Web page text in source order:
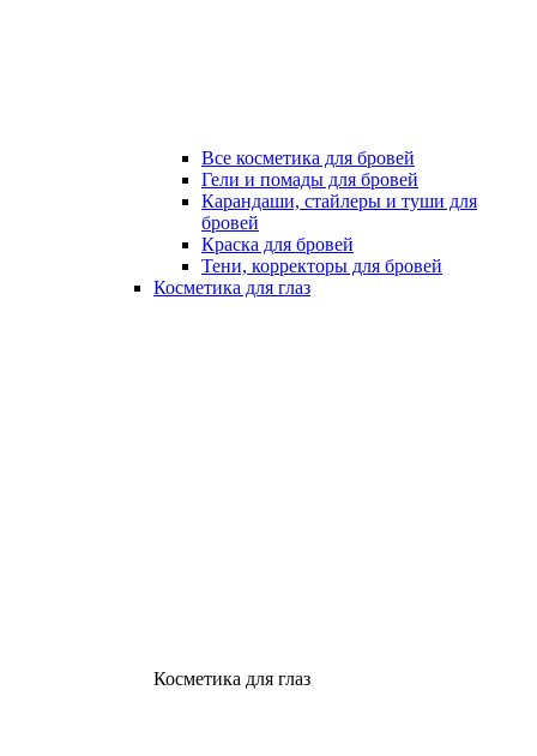
Все косметика для бровей
Гели и помады для бровей
Карандаши, стайлеры и туши для
бровей
Краска для бровей
Тени, корректоры для бровей
Косметика для глаз
Косметика для глаз